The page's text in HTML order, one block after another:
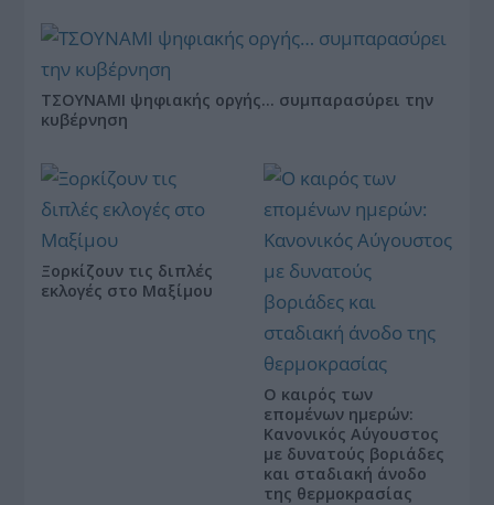
ΤΣΟΥΝΑΜΙ ψηφιακής οργής… συμπαρασύρει την
κυβέρνηση
Ξορκίζουν τις διπλές
εκλογές στο Μαξίμου
Ο καιρός των
επομένων ημερών:
Κανονικός Αύγουστος
με δυνατούς βοριάδες
και σταδιακή άνοδο
της θερμοκρασίας